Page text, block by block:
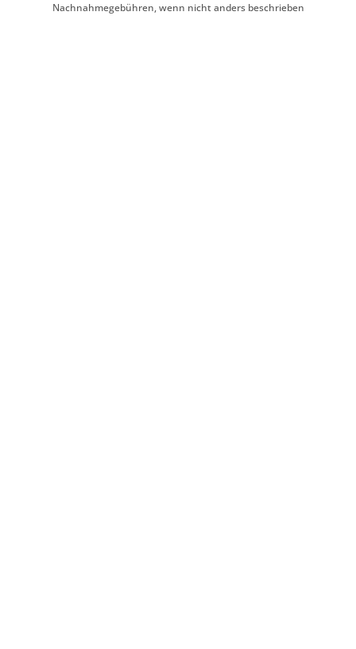
Nachnahmegebühren, wenn nicht anders beschrieben